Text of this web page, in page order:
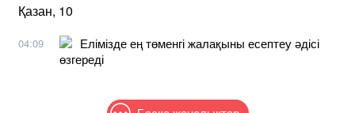
Қазан, 10
04:09
Елімізде ең төменгі жалақыны есептеу әдісі
өзгереді